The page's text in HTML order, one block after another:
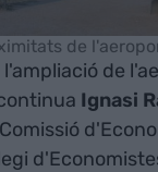
de
de
Ignasi